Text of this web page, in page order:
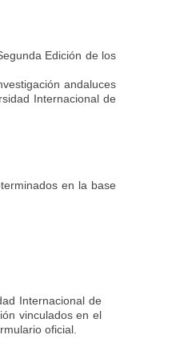
Edición de los
andaluces
Internacional de
en la base
Internacional de
vinculados en el
oficial.